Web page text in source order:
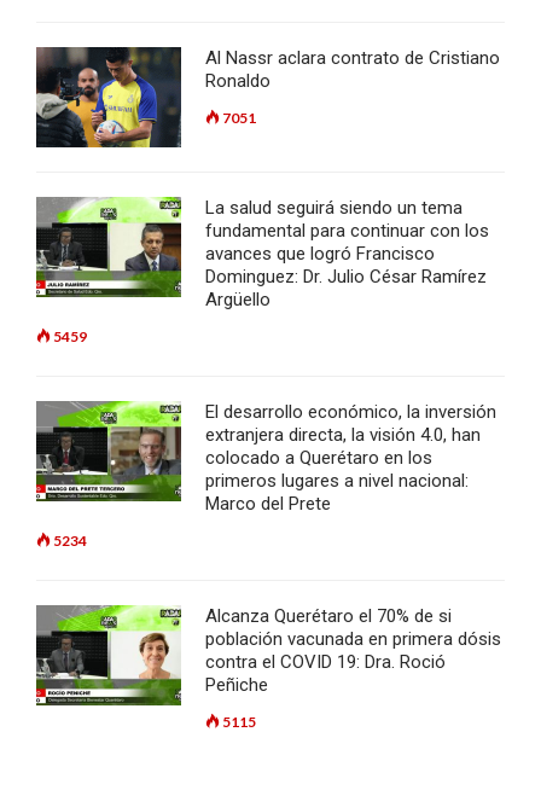
Al Nassr aclara contrato de Cristiano
Ronaldo
7051
La salud seguirá siendo un tema
fundamental para continuar con los
avances que logró Francisco
Dominguez: Dr. Julio César Ramírez
Argüello
5459
El desarrollo económico, la inversión
extranjera directa, la visión 4.0, han
colocado a Querétaro en los
primeros lugares a nivel nacional:
Marco del Prete
5234
Alcanza Querétaro el 70% de si
población vacunada en primera dósis
contra el COVID 19: Dra. Roció
Peñiche
5115